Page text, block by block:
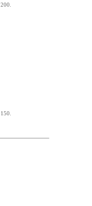
200
150